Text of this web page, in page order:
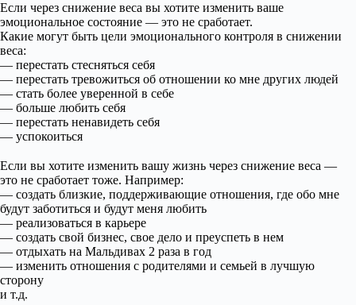
Если через снижение веса вы хотите изменить ваше
эмоциональное состояние — это не сработает.
Какие могут быть цели эмоционального контроля в снижении
веса:
— перестать стесняться себя
— перестать тревожиться об отношении ко мне других людей
— стать более уверенной в себе
— больше любить себя
— перестать ненавидеть себя
— успокоиться
Если вы хотите изменить вашу жизнь через снижение веса —
это не сработает тоже. Например:
— создать близкие, поддерживающие отношения, где обо мне
будут заботиться и будут меня любить
— реализоваться в карьере
— создать свой бизнес, свое дело и преуспеть в нем
— отдыхать на Мальдивах 2 раза в год
— изменить отношения с родителями и семьей в лучшую
сторону
и т.д.